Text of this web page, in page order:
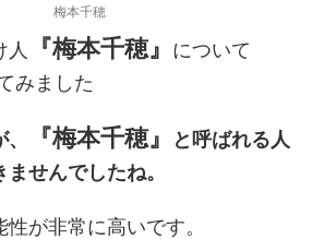
梅本千穂
人 『梅本千穂』
について
みました
『梅本千穂』
と呼ばれる人
せんでしたね。
が非常に高いです。